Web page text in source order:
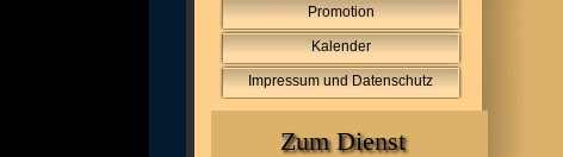
Promotion
Kalender
Impressum und Datenschutz
Zum Dienst